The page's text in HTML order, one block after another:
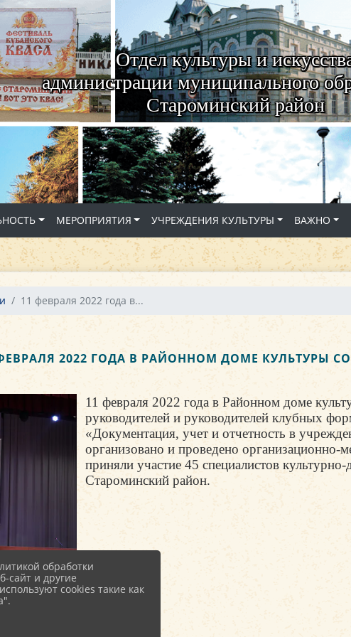
Отдел культуры и
администрации муниципального
Староминский район
МЕРОПРИЯТИЯ УЧРЕЖДЕНИЯ КУЛЬТУРЫ ВАЖНО
11 февраля 2022 года в...
2022 ГОДА В РАЙОННОМ ДОМЕ КУЛЬТУРЫ
11 февраля 2022 года в Районном доме
руководителей и руководителей клубных
«Документация, учет и отчетность в
организовано и проведено
приняли участие 45 специалистов
Староминский район.
обработки
сайт и другие
cookies такие как